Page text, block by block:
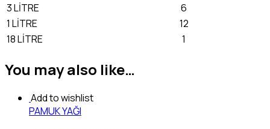
3 LİTRE
6
1 LİTRE
12
18 LİTRE
1
You may also like…
Add to wishlist
PAMUK YAĞI